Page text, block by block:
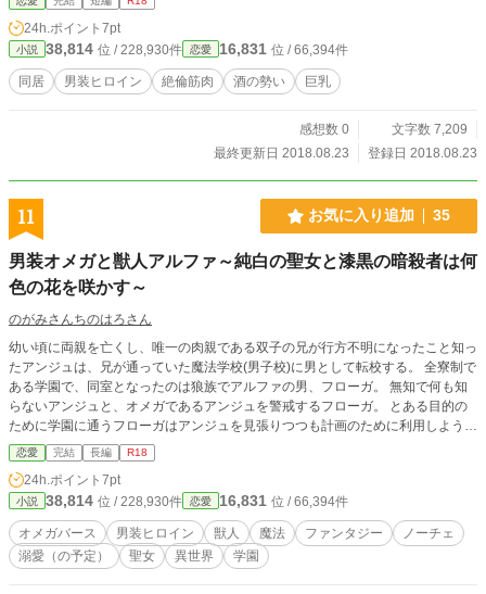
24h.ポイント 7pt
小説 38,814 位 / 228,930件 恋愛 16,831 位 / 66,394件
同居 男装ヒロイン 絶倫筋肉 酒の勢い 巨乳
感想数 0
文字数 7,209
最終更新日 2018.08.23
登録日 2018.08.23
11 お気に入り追加 35
男装オメガと獣人アルファ～純白の聖女と漆黒の暗殺者は何
色の花を咲かす～
のがみさんちのはろさん
幼い頃に両親を亡くし、唯一の肉親である双子の兄が行方不明になったこと知っ
たアンジュは、兄が通っていた魔法学校(男子校)に男として転校する。 全寮制で
ある学園で、同室となったのは狼族でアルファの男、フローガ。 無知で何も知
らないアンジュと、オメガであるアンジュを警戒するフローガ。 とある目的の
ために学園に通うフローガはアンジュを見張りつつも計画のために利用しようと
企むが…… 学園に隠された謎、兄の行方、実は亡国の聖女であったアンジュ、
そして暗殺者組織の頭領であるフローガ。 アルファとオメガである二人の関係
恋愛 完結 長編 R18
24h.ポイント 7pt
小説 38,814 位 / 228,930件 恋愛 16,831 位 / 66,394件
オメガバース 男装ヒロイン 獣人 魔法 ファンタジー
ノーチェ
溺愛（の予定）
聖女 異世界 学園